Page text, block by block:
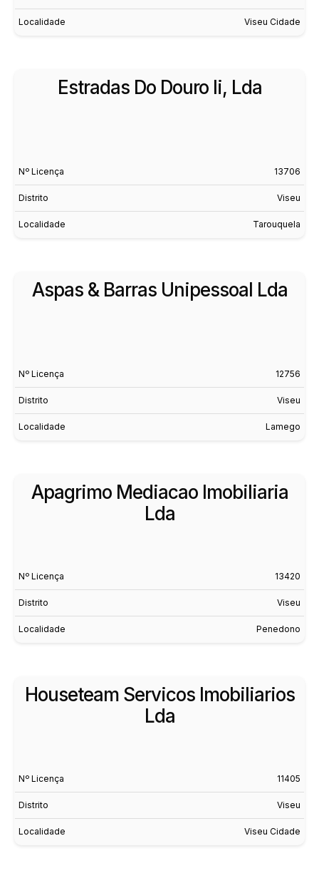
Localidade Viseu Cidade
Estradas Do Douro Ii, Lda
Nº Licença 13706
Distrito Viseu
Localidade Tarouquela
Aspas & Barras Unipessoal Lda
Nº Licença 12756
Distrito Viseu
Localidade Lamego
Apagrimo Mediacao Imobiliaria
Lda
Nº Licença 13420
Distrito Viseu
Localidade Penedono
Houseteam Servicos Imobiliarios
Lda
Nº Licença 11405
Distrito Viseu
Localidade Viseu Cidade